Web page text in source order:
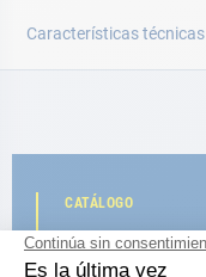
Características técnicas
CATÁLOGO
Descubre